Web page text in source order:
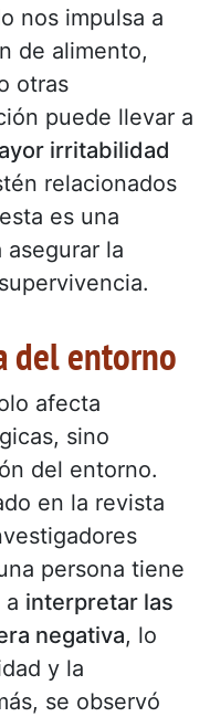
nos impulsa a
de alimento,
otras
puede llevar a
irritabilidad
relacionados
es una
la
del entorno
afecta
sino
del entorno.
en la revista
persona tiene
a interpretar las
negativa, lo
y la
se observó